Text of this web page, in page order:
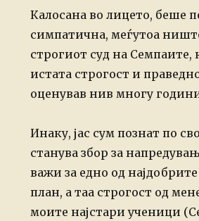
Калосана во лицето, беше
симпатична, меѓутоа
строгиот суд на Семпаите,
истата строгост и
оценував нив многу
Инаку, јас сум познат по
станува збор за
важи за едно од
план, а таа строгост од
моите најстари ученици